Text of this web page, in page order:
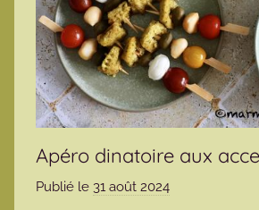
Apéro dinatoire aux
Publié le 31 août 2024